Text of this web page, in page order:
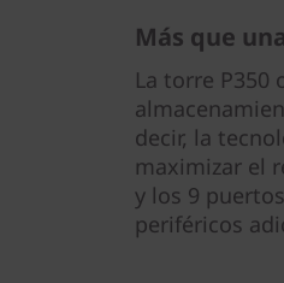
Más que
La torre P350
decir, la
maximizar el
y los 9
periféricos